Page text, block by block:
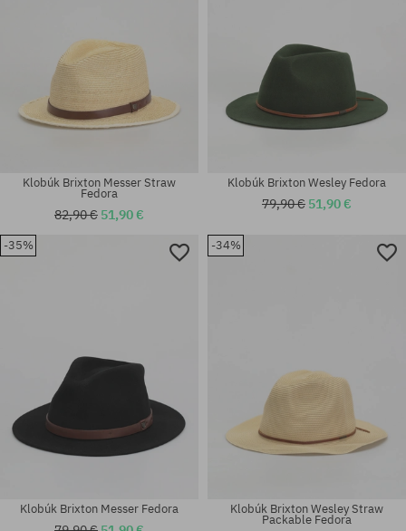
Klobúk Brixton Messer Straw
Fedora
82,90 € 51,90 €
Klobúk Brixton Wesley Fedora
79,90 € 51,90 €
-35%
Klobúk Brixton Messer Fedora
-34%
Klobúk Brixton Wesley Straw
Packable Fedora